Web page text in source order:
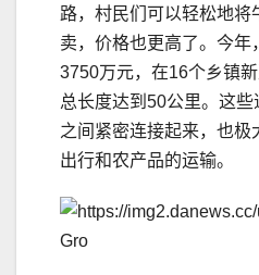
路，村民们可以轻松地将
卖，价格也更高了。今年
3750万元，在16个乡镇
总长度达到50公里。这
之间紧密连接起来，也极
出行和农产品的运输。